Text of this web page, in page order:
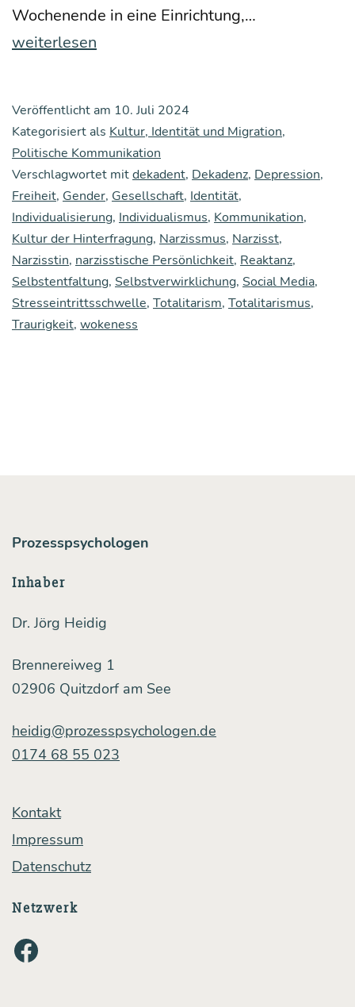
Wochen­en­de in eine Ein­rich­tung,…
vis­
Was
„woke“
Bewe­
gung
mit
weiterlesen
Veröffentlicht am 10. Juli 2024
Kategorisiert als Kultur, Identität und Migration,
Politische Kommunikation
Verschlagwortet mitdekadent, Dekadenz, Depression,
Freiheit, Gender, Gesellschaft, Identität,
Individualisierung, Individualismus, Kommunikation,
Kultur der Hinterfragung, Narzissmus, Narzisst,
Narzisstin, narzisstische Persönlichkeit, Reaktanz,
Selbstentfaltung, Selbstverwirklichung, Social Media,
Stresseintrittsschwelle, Totalitarism, Totalitarismus,
Traurigkeit, wokeness
Prozesspsychologen
Inhaber
Dr. Jörg Heidig
Brennereiweg 1
02906 Quitzdorf am See
heidig@prozesspsychologen.de
0174 68 55 023
Kontakt
Impressum
Datenschutz
Netzwerk
Facebook